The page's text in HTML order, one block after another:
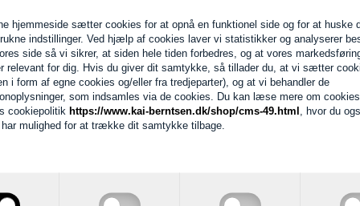
hjemmeside sætter cookies for at opnå en funktionel side og for at huske
indstillinger. Ved hjælp af cookies laver vi statistikker og analyserer
side så vi sikrer, at siden hele tiden forbedres, og at vores
relevant for dig. Hvis du giver dit samtykke, så tillader du, at vi sætter
i form af egne cookies og/eller fra tredjeparter), og at vi behandler de
som indsamles via de cookies. Du kan læse mere om
cookiepolitik https://www.kai-berntsen.dk/shop/cms-49.html , hvor du
mulighed for at trække dit samtykke tilbage.
Bedømmelse for Det Gamle
Produktet er endnu ikke